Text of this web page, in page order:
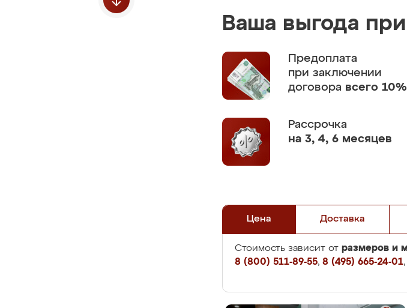
Ваша выгода
Предоплата
при заключении
договора всего 10%
Рассрочка
на 3, 4, 6 месяцев
Цена Доставка
Стоимость зависит от размеров и
8 (800) 511-89-55, 8 (495) 665-24-01,